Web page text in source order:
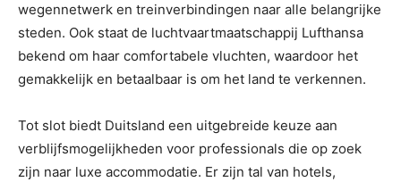
wegennetwerk en treinverbindingen naar alle belangrijke
steden. Ook staat de luchtvaartmaatschappij Lufthansa
bekend om haar comfortabele vluchten, waardoor het
gemakkelijk en betaalbaar is om het land te verkennen.
Tot slot biedt Duitsland een uitgebreide keuze aan
verblijfsmogelijkheden voor professionals die op zoek
zijn naar luxe accommodatie. Er zijn tal van hotels,